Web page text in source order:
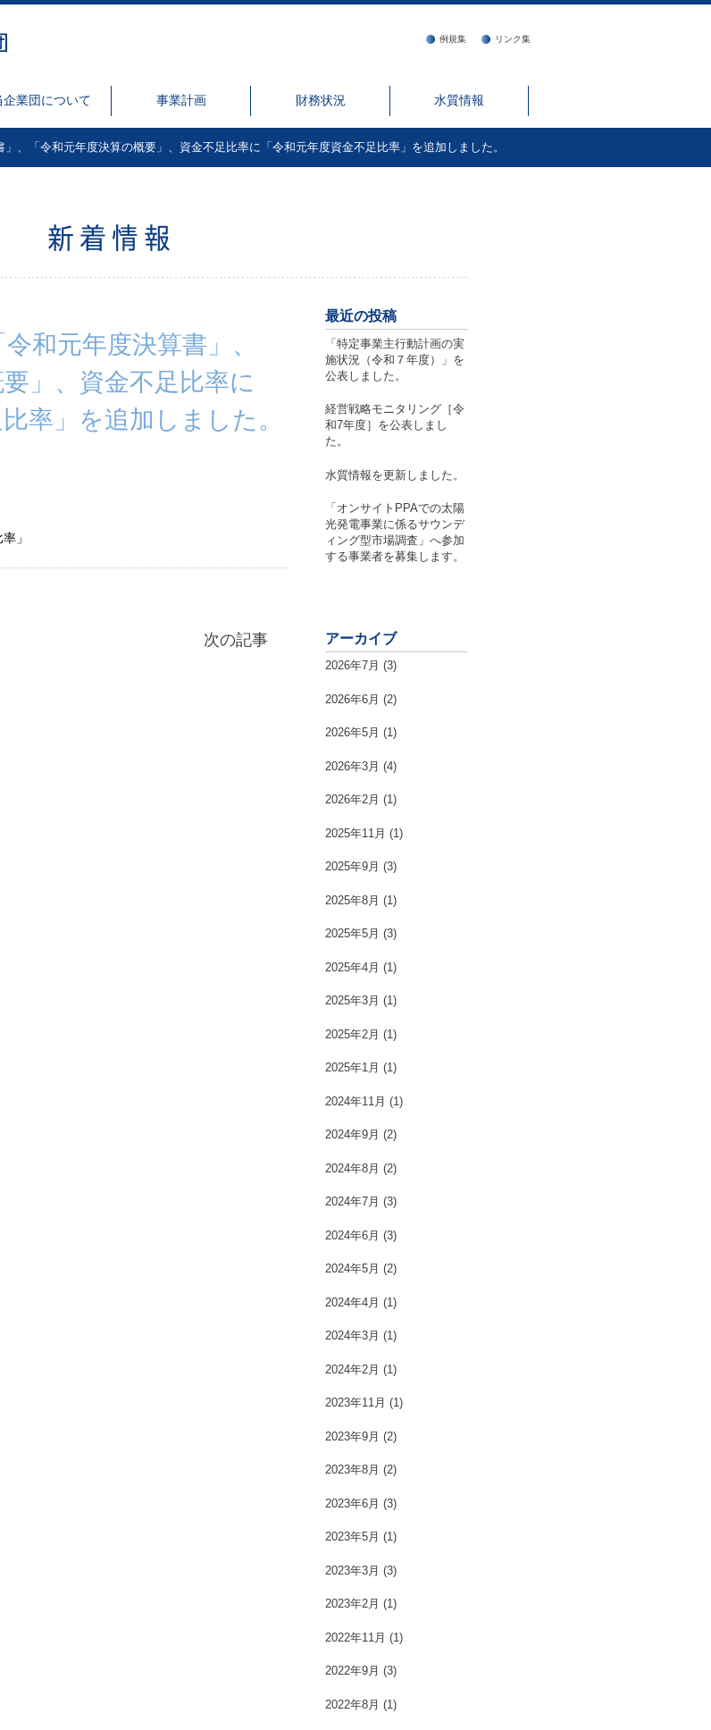
例規集 リンク集
企業団について 事業計画 財務状況 水質情報
、「令和元年度決算の概要」、資金不足比率に「令和元年度資金不足比率」を追加しました。
新着情報
和元年度決算書」、
」、資金不足比率に
率」を追加しました。
」
次の記事
最近の投稿
「特定事業主行動計画の実
施状況（令和７年度）」を
公表しました。
経営戦略モニタリング［令
和7年度］を公表しまし
た。
水質情報を更新しました。
「オンサイトPPAでの太陽
光発電事業に係るサウンデ
ィング型市場調査」へ参加
する事業者を募集します。
アーカイブ
2026年7月 (3)
2026年6月 (2)
2026年5月 (1)
2026年3月 (4)
2026年2月 (1)
2025年11月 (1)
2025年9月 (3)
2025年8月 (1)
2025年5月 (3)
2025年4月 (1)
2025年3月 (1)
2025年2月 (1)
2025年1月 (1)
2024年11月 (1)
2024年9月 (2)
2024年8月 (2)
2024年7月 (3)
2024年6月 (3)
2024年5月 (2)
2024年4月 (1)
2024年3月 (1)
2024年2月 (1)
2023年11月 (1)
2023年9月 (2)
2023年8月 (2)
2023年6月 (3)
2023年5月 (1)
2023年3月 (3)
2023年2月 (1)
2022年11月 (1)
2022年9月 (3)
2022年8月 (1)